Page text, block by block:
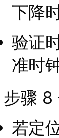
下降
验证
准时
步骤 8
若定